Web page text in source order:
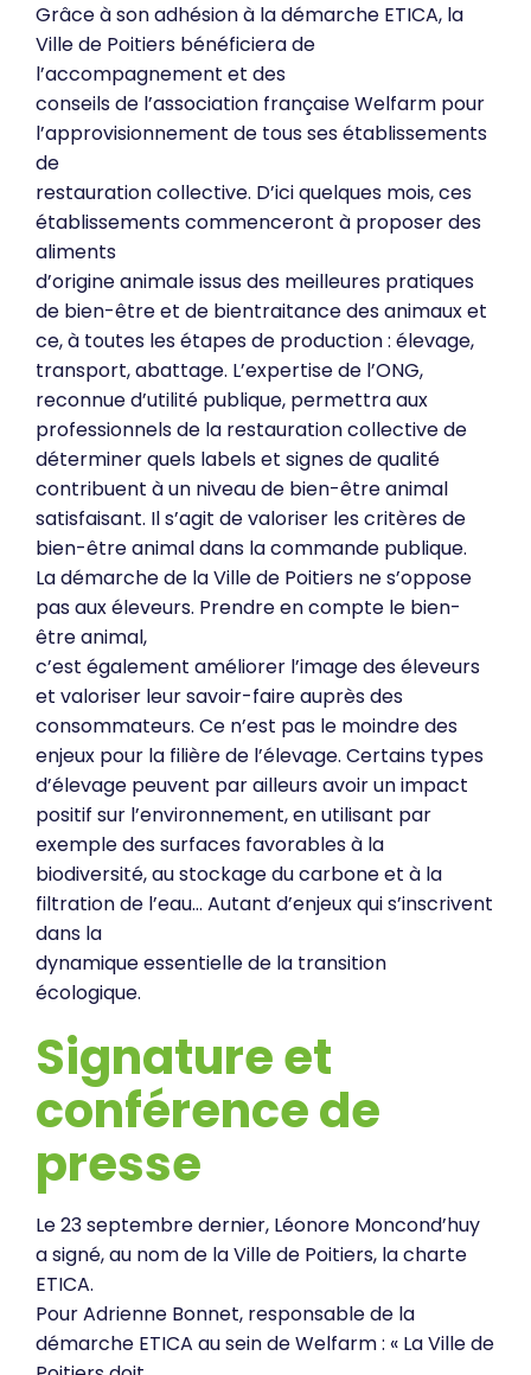
Grâce à son adhésion à la démarche ETICA, la
Ville de Poitiers bénéficiera de
l’accompagnement et des
conseils de l’association française Welfarm pour
l’approvisionnement de tous ses établissements
de
restauration collective. D’ici quelques mois, ces
établissements commenceront à proposer des
aliments
d’origine animale issus des meilleures pratiques
de bien-être et de bientraitance des animaux et
ce, à toutes les étapes de production : élevage,
transport, abattage. L’expertise de l’ONG,
reconnue d’utilité publique, permettra aux
professionnels de la restauration collective de
déterminer quels labels et signes de qualité
contribuent à un niveau de bien-être animal
satisfaisant. Il s’agit de valoriser les critères de
bien-être animal dans la commande publique.
La démarche de la Ville de Poitiers ne s’oppose
pas aux éleveurs. Prendre en compte le bien-
être animal,
c’est également améliorer l’image des éleveurs
et valoriser leur savoir-faire auprès des
consommateurs. Ce n’est pas le moindre des
enjeux pour la filière de l’élevage. Certains types
d’élevage peuvent par ailleurs avoir un impact
positif sur l’environnement, en utilisant par
exemple des surfaces favorables à la
biodiversité, au stockage du carbone et à la
filtration de l’eau… Autant d’enjeux qui s’inscrivent
dans la
dynamique essentielle de la transition
écologique.
Signature et
conférence de
presse
Le 23 septembre dernier, Léonore Moncond’huy
a signé, au nom de la Ville de Poitiers, la charte
ETICA.
Pour Adrienne Bonnet, responsable de la
démarche ETICA au sein de Welfarm : « La Ville de